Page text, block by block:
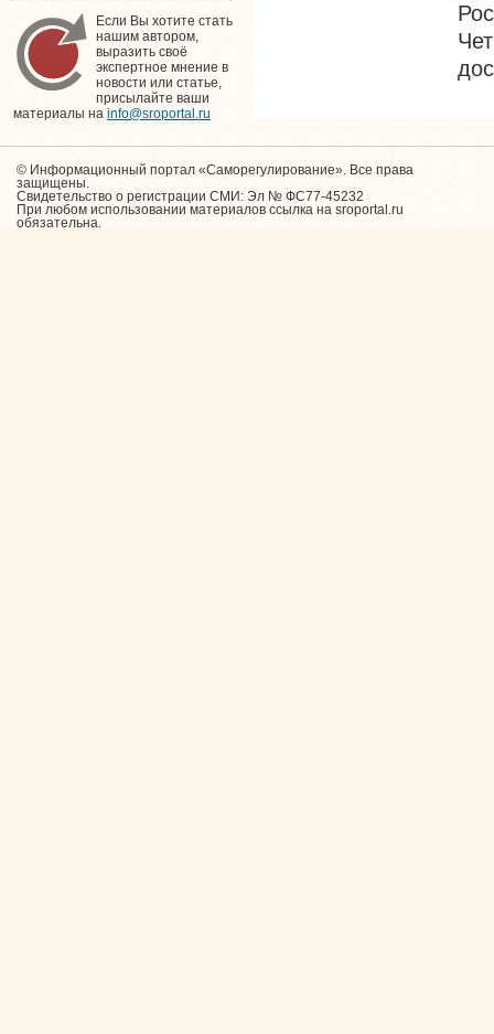
Если Вы хотите стать
нашим автором,
выразить своё
экспертное мнение в
новости или статье,
присылайте ваши
материалы на info@sroportal.ru
© Информационный портал «Саморегулирование». Все права
защищены.
Свидетельство о регистрации СМИ: Эл № ФС77-45232
При любом использовании материалов ссылка на sroportal.ru
обязательна.